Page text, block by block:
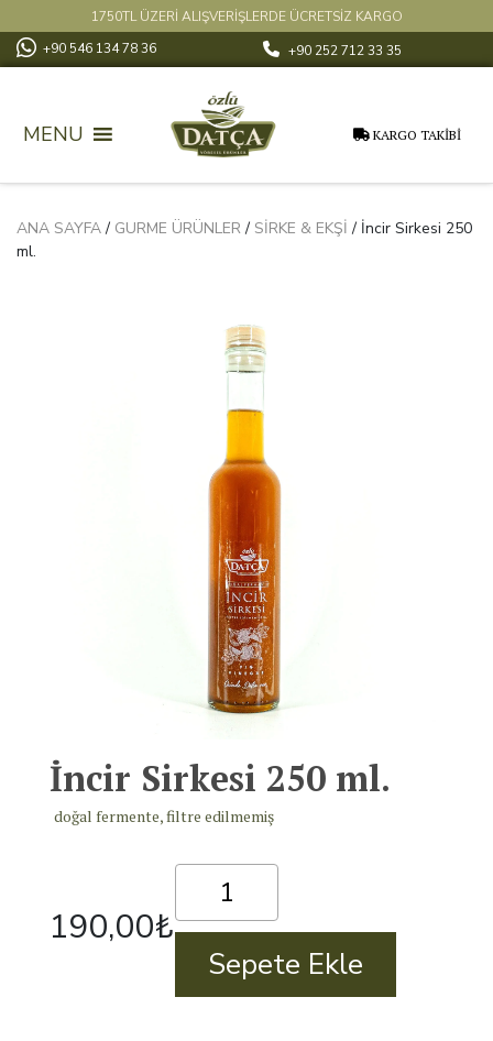
1750TL ÜZERİ ALIŞVERİŞLERDE ÜCRETSİZ KARGO
+90 546 134 78 36
+90 252 712 33 35
MENU KARGO TAKİBİ
ANA SAYFA/ GURME ÜRÜNLER/ SIRKE & EKŞI / İncir Sirkesi 250
ml.
İncir Sirkesi 250 ml.
doğal fermente, filtre edilmemiş
190,00₺250
Sepete Ekle